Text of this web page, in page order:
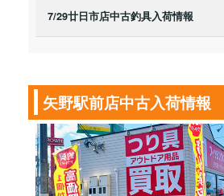
7/29廿日市店中古釣具入荷情報
矢野駅前店中古入荷情報